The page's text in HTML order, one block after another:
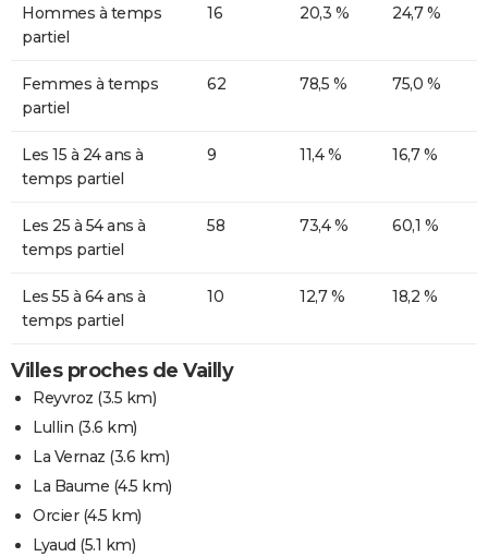
Hommes à temps
partiel
16 20,3 % 24,7 %
Femmes à temps
partiel
62 78,5 % 75,0 %
Les 15 à 24 ans à
temps partiel
9 11,4 % 16,7 %
Les 25 à 54 ans à
temps partiel
58 73,4 % 60,1 %
Les 55 à 64 ans à
temps partiel
10 12,7 % 18,2 %
Villes proches de Vailly
Reyvroz (3.5 km)
Lullin (3.6 km)
La Vernaz (3.6 km)
La Baume (4.5 km)
Orcier(4.5 km)
Lyaud (5.1 km)